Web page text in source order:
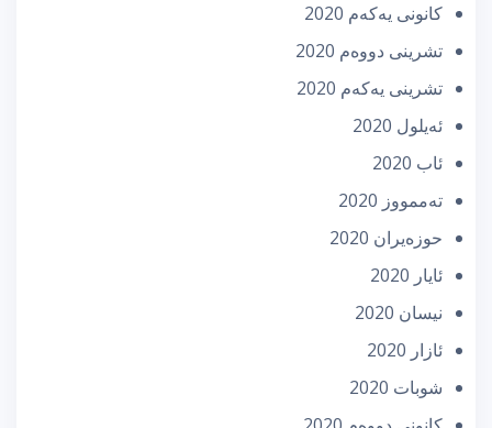
كانونی یه‌كه‌م 2020
تشرینی دووه‌م 2020
تشرینی یه‌كه‌م 2020
ئه‌یلول 2020
ئاب 2020
تەممووز 2020
حوزه‌یران 2020
ئایار 2020
نیسان 2020
ئازار 2020
شوبات 2020